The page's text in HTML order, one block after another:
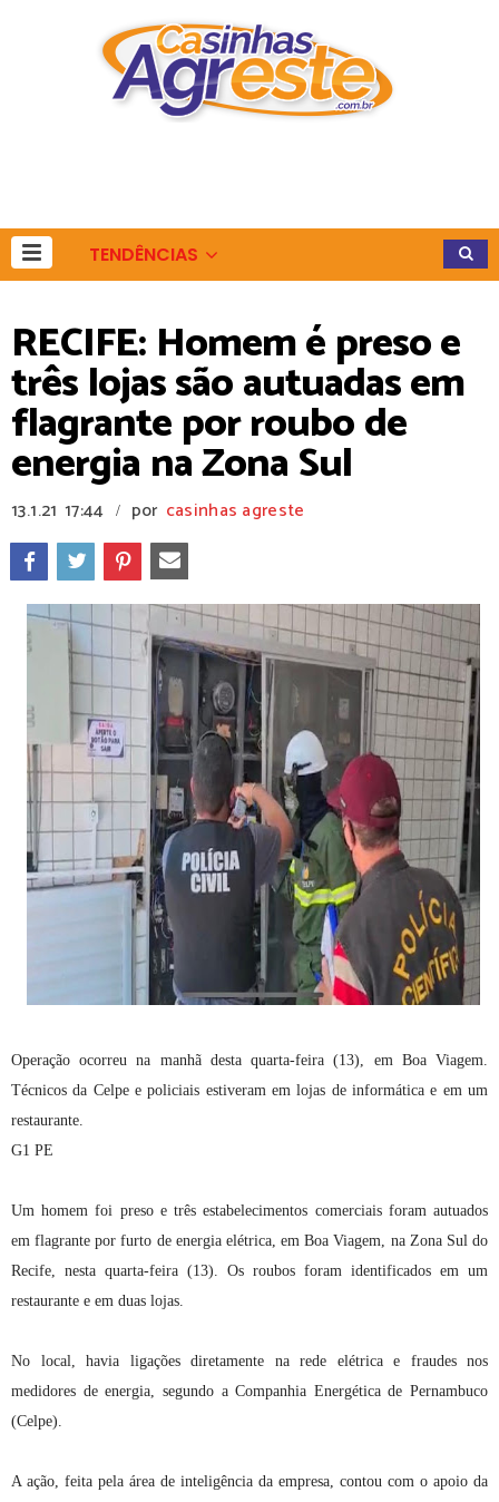
TENDÊNCIAS
RECIFE: Homem é preso e
três lojas são autuadas em
flagrante por roubo de
energia na Zona Sul
13.1.21 17:44 / por casinhas agreste
Operação ocorreu na manhã desta quarta-feira (13), em Boa Viagem.
Técnicos da Celpe e policiais estiveram em lojas de informática e em um
restaurante.
G1 PE
Um homem foi preso e três estabelecimentos comerciais foram autuados
em flagrante por furto de energia elétrica, em Boa Viagem, na Zona Sul do
Recife, nesta quarta-feira (13). Os roubos foram identificados em um
restaurante e em duas lojas.
No local, havia ligações diretamente na rede elétrica e fraudes nos
medidores de energia, segundo a Companhia Energética de Pernambuco
(Celpe).
A ação, feita pela área de inteligência da empresa, contou com o apoio da